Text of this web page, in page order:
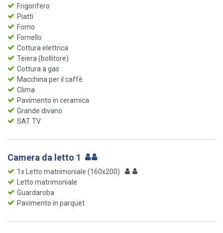
Frigorifero
Piatti
Forno
Fornello
Cottura elettrica
Teiera (bollitore)
Cottura a gas
Macchina per il caffè
Clima
Pavimento in ceramica
Grande divano
SAT TV
Camera da letto 1
1x Letto matrimoniale (160x200)
Letto matrimoniale
Guardaroba
Pavimento in parquet